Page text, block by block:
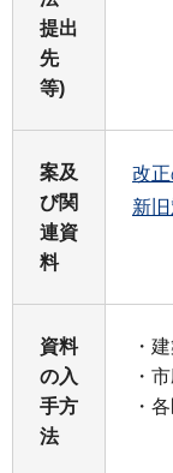
提出
先
等)
案及
び関
連資
料
改
新
資料
の入
手方
法
・
・
・